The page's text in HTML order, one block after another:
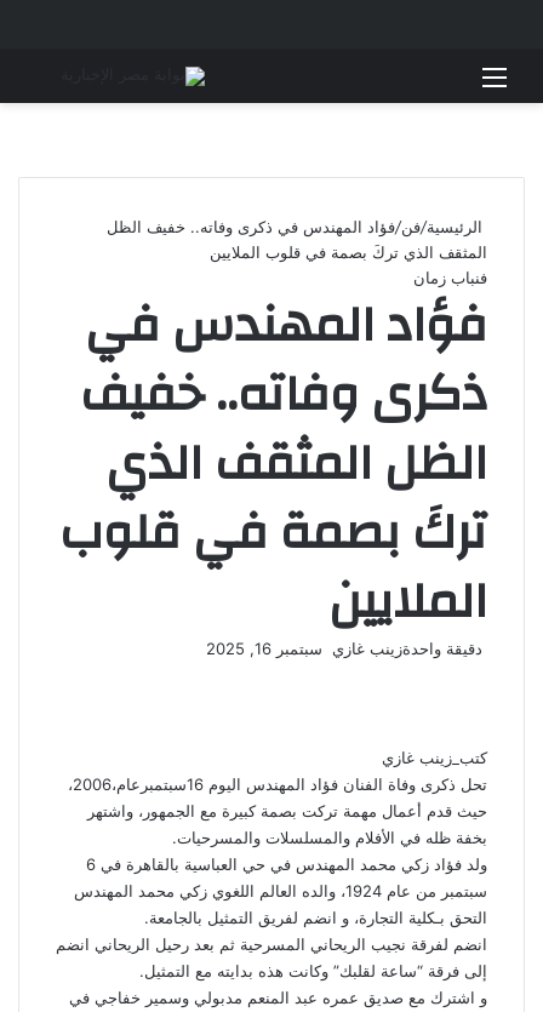
القائمة
الرئيسية/فن/فؤاد المهندس في ذكرى وفاته.. خفيف الظل
المثقف الذي تركَ بصمة في قلوب الملايين
فنباب زمان
فؤاد المهندس في
ذكرى وفاته.. خفيف
الظل المثقف الذي
تركَ بصمة في قلوب
الملايين
زينب غازي
أرسل
سبتمبر 16, 2025
دقيقة واحدة
كتب_زينب غازي
تحل ذكرى وفاة الفنان فؤاد المهندس اليوم 16سبتمبرعام،2006،
حيث قدم أعمال مهمة تركت بصمة كبيرة مع الجمهور، واشتهر
بخفة ظله في الأفلام والمسلسلات والمسرحيات.
ولد فؤاد زكي محمد المهندس في حي العباسية بالقاهرة في 6
سبتمبر من عام 1924، والده العالم اللغوي زكي محمد المهندس
التحق بـكلية التجارة، و انضم لفريق التمثيل بالجامعة.
انضم لفرقة نجيب الريحاني المسرحية ثم بعد رحيل الريحاني انضم
إلى فرقة “ساعة لقلبك” وكانت هذه بدايته مع التمثيل.
و اشترك مع صديق عمره عبد المنعم مدبولي وسمير خفاجي في